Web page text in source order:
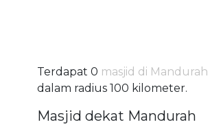
Terdapat 0 masjid di Mandurah
dalam radius 100 kilometer.
Masjid dekat Mandurah